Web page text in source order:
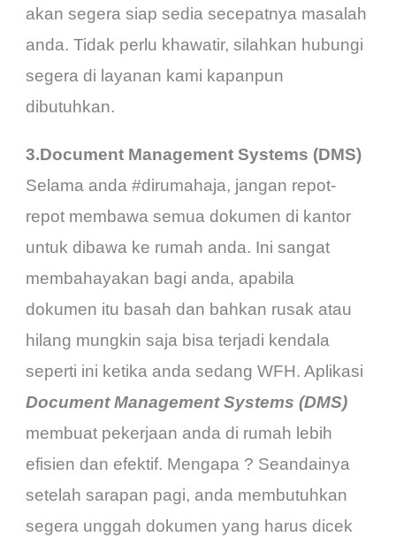
akan segera siap sedia secepatnya masalah
anda. Tidak perlu khawatir, silahkan hubungi
segera di layanan kami kapanpun
dibutuhkan.
3.Document Management Systems (DMS)
Selama anda #dirumahaja, jangan repot-
repot membawa semua dokumen di kantor
untuk dibawa ke rumah anda. Ini sangat
membahayakan bagi anda, apabila
dokumen itu basah dan bahkan rusak atau
hilang mungkin saja bisa terjadi kendala
seperti ini ketika anda sedang WFH. Aplikasi
Document Management Systems (DMS)
membuat pekerjaan anda di rumah lebih
efisien dan efektif. Mengapa ? Seandainya
setelah sarapan pagi, anda membutuhkan
segera unggah dokumen yang harus dicek